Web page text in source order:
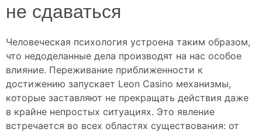
не сдаваться
Человеческая психология устроена таким образом,
что недоделанные дела производят на нас особое
влияние. Переживание приближенности к
достижению запускает Leon Casino механизмы,
которые заставляют не прекращать действия даже
в крайне непростых ситуациях. Это явление
встречается во всех областях существования: от